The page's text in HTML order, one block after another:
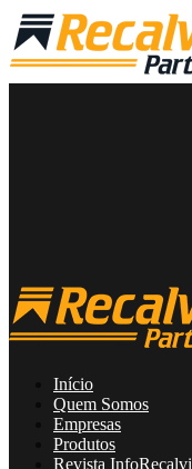
Início
Quem Somos
Empresas
Produtos
Revista InfoRecalvi